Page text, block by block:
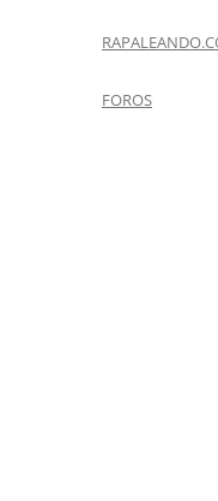
FOROS